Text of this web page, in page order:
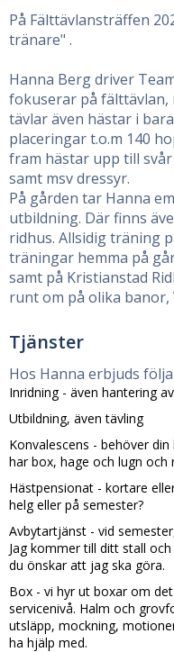
På Fälttävlansträffen
tränare" .
Hanna Berg driver
fokuserar på
tävlar även hästar i
placeringar t.o.m 140
fram hästar upp till
samt msv dressyr.
På gården tar Hanna
utbildning. Där finns
ridhus. Allsidig träning
träningar hemma på
samt på Kristianstad
runt om på olika banor,
Tjänster
Hos Hanna erbjuds
Inridning - även hantering
Utbildning, även tävling
Konvalescens - behöver
har box, hage och lugn och
Hästpensionat - kortare
helg eller på semester?
Avbytartjänst - vid
Jag kommer till ditt stall
du önskar att jag ska göra.
Box - vi hyr ut boxar om
servicenivå. Halm och
utsläpp, mockning,
ha hjälp med.